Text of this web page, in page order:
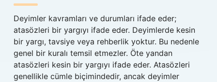
Deyimler kavramları ve durumları ifade eder;
atasözleri bir yargıyı ifade eder. Deyimlerde kesin
bir yargı, tavsiye veya rehberlik yoktur. Bu nedenle
genel bir kuralı temsil etmezler. Öte yandan
atasözleri kesin bir yargıyı ifade eder. Atasözleri
genellikle cümle biçimindedir, ancak deyimler